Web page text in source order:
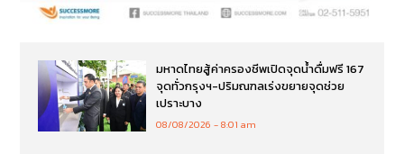
มหาดไทยสู้ค่าครองชีพเปิดจุดน้ำดื่มฟรี 167
จุดทั่วกรุงฯ-ปริมณฑลเร่งขยายจุดช่วย
เปราะบาง
08/08/2026 8:01 am